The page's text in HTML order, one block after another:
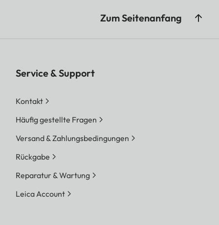
Zum Seitenanfang
Service & Support
Kontakt
Häufig gestellte Fragen
Versand & Zahlungsbedingungen
Rückgabe
Reparatur & Wartung
Leica Account